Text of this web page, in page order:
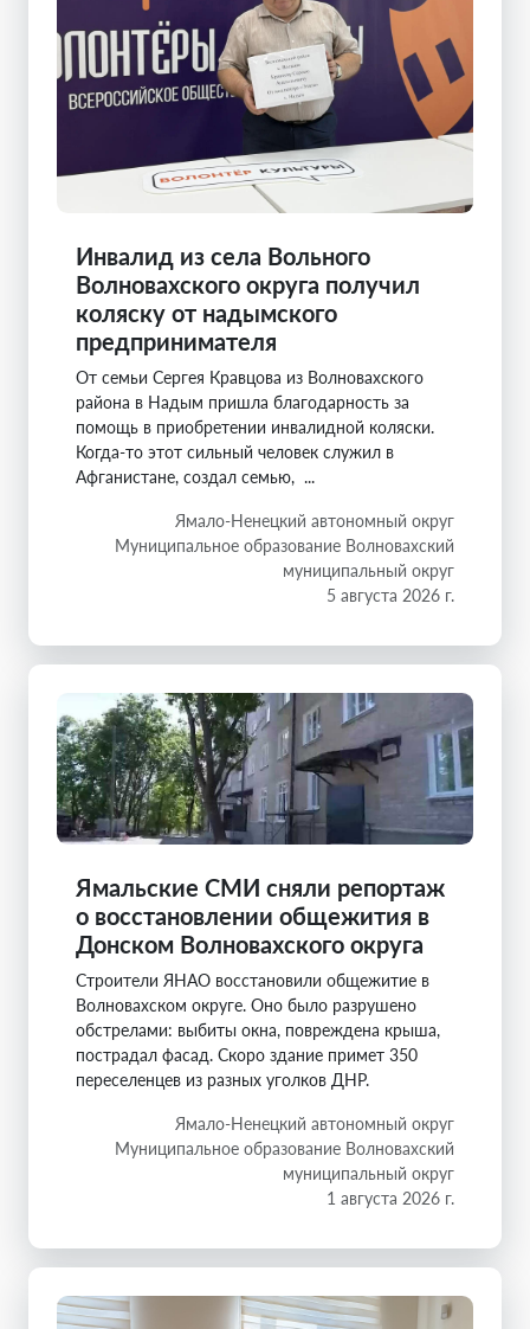
Инвалид из села Вольного
Волновахского округа получил
коляску от надымского
предпринимателя
От семьи Сергея Кравцова из Волновахского
района в Надым пришла благодарность за
помощь в приобретении инвалидной коляски.
Когда-то этот сильный человек служил в
Афганистане, создал семью, ...
Ямало-Ненецкий автономный округ
Муниципальное образование Волновахский
муниципальный округ
5 августа 2026 г.
Ямальские СМИ сняли репортаж
о восстановлении общежития в
Донском Волновахского округа
Строители ЯНАО восстановили общежитие в
Волновахском округе. Оно было разрушено
обстрелами: выбиты окна, повреждена крыша,
пострадал фасад. Скоро здание примет 350
переселенцев из разных уголков ДНР.
Ямало-Ненецкий автономный округ
Муниципальное образование Волновахский
муниципальный округ
1 августа 2026 г.